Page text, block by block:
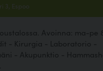
3, Espoo
Avoinna: ma-pe
- Kirurgia - Laboratorio -
- Akupunktio -